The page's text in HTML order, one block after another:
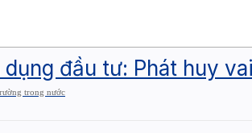
dụng đầu tư: Phát huy
trong nước